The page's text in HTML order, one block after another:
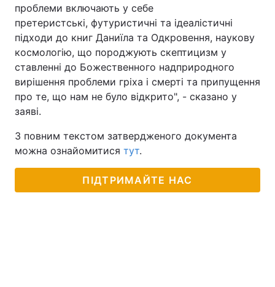
Тема оформлення
проблеми включають у себе
претеристські, футуристичні та ідеалістичні
підходи до книг Даниїла та Одкровення, наукову
космологію, що породжують скептицизм у
ставленні до Божественного надприродного
вирішення проблеми гріха і смерті та припущення
про те, що нам не було відкрито", - сказано у
заяві.
З повним текстом затвердженого документа
можна ознайомитися тут.
ПІДТРИМАЙТЕ НАС